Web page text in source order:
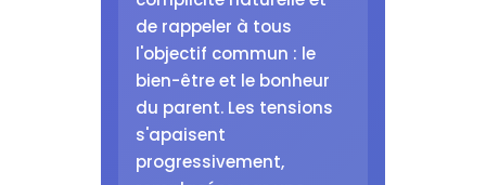
de rappeler à tous
l'objectif commun : le
bien-être et le bonheur
du parent. Les tensions
s'apaisent
progressivement,